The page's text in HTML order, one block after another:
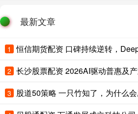
最新文章
1 恒信期货配资 口碑持续逆转，
2
3 股道50策略 一只竹知了，为什么